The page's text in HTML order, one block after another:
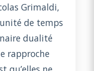
Grimaldi,
de temps
dualité
rapproche